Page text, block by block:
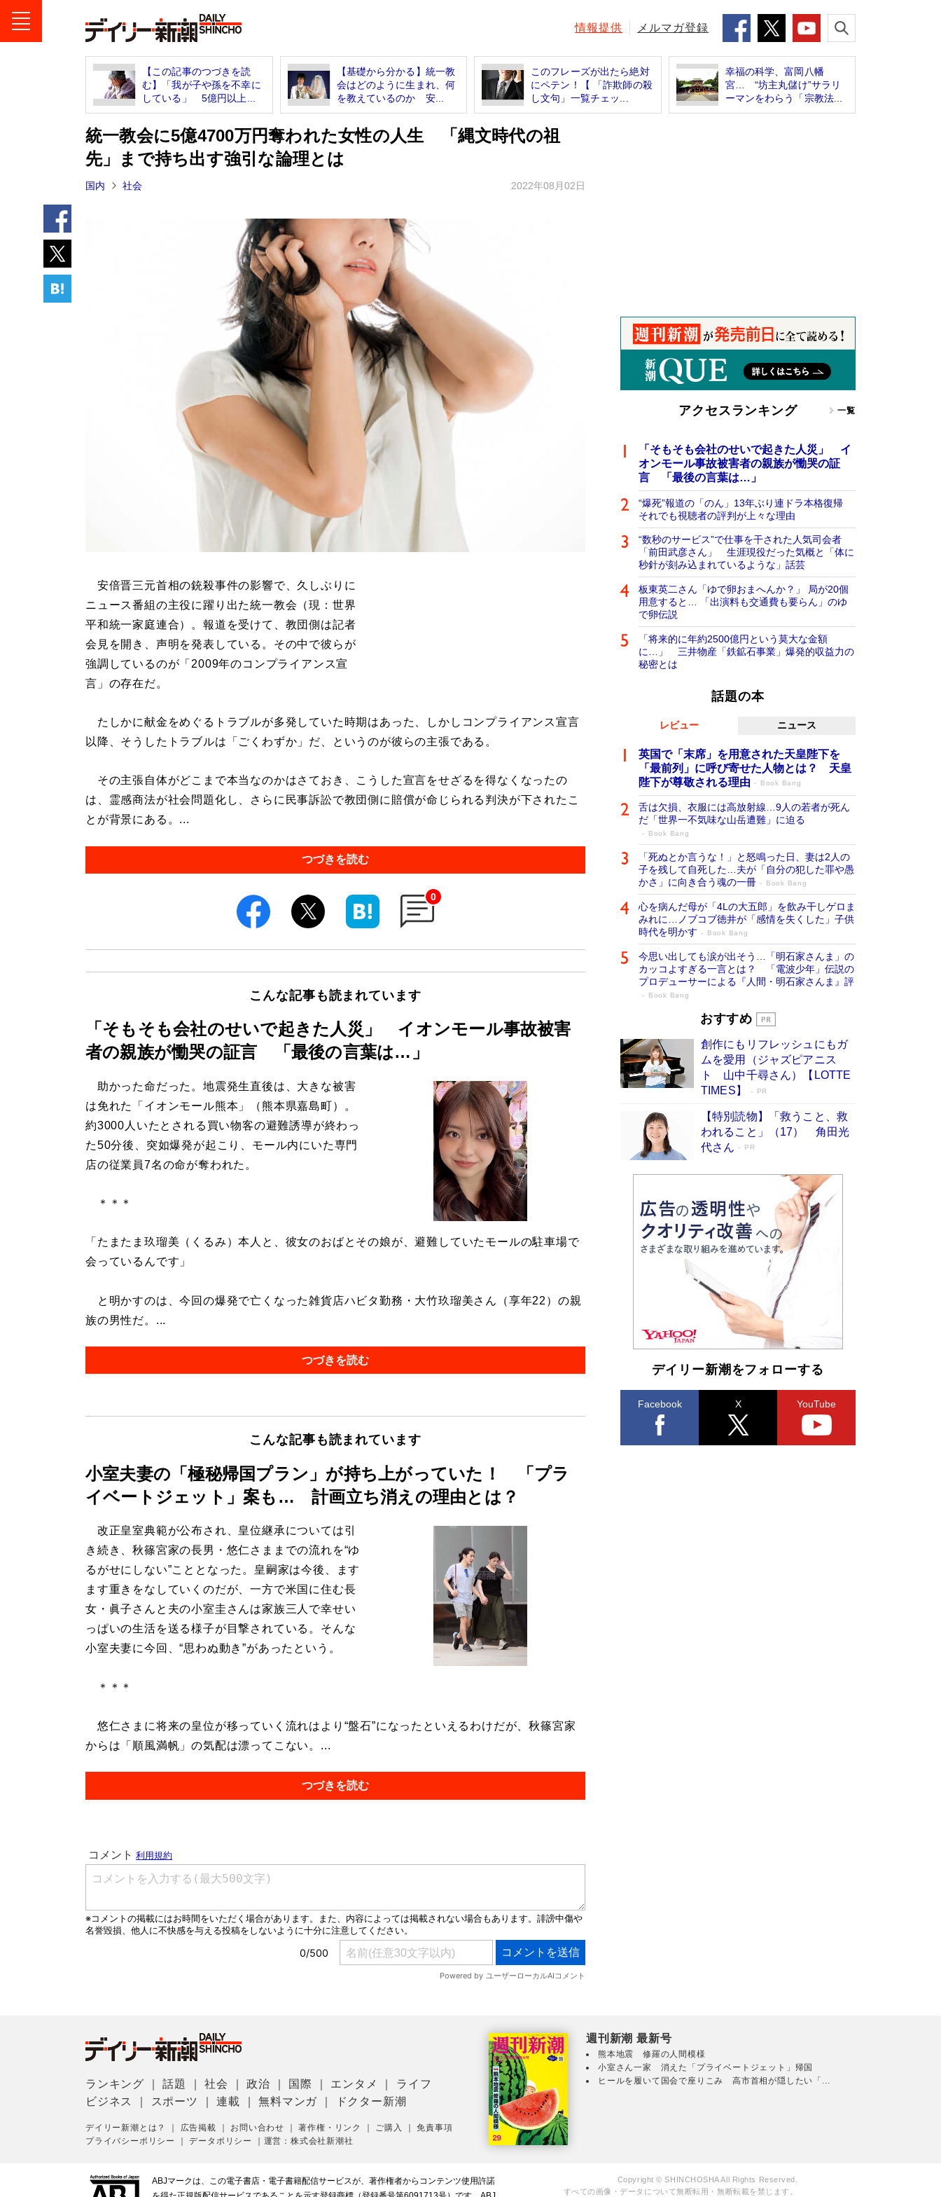
情報提供 メルマガ登録
【この記事のつづきを読
む】「我が子や孫を不幸に
している」 5億円以上...
【基礎から分かる】統一教
会はどのように生まれ、何
を教えているのか 安...
このフレーズが出たら絶対
にペテン！【 「詐欺師の殺
し文句」一覧チェッ...
幸福の科学、富岡八幡
宮… “坊主丸儲け”サラリ
ーマンをわらう「宗教法...
統一教会に5億4700万円奪われた女性の人生 「縄文時代の祖
先」まで持ち出す強引な論理とは
国内 社会 2022年08月02日
安倍晋三元首相の銃殺事件の影響で、久しぶりに
ニュース番組の主役に躍り出た統一教会（現：世界
平和統一家庭連合）。報道を受けて、教団側は記者
会見を開き、声明を発表している。その中で彼らが
強調しているのが「2009年のコンプライアンス宣
言」の存在だ。
たしかに献金をめぐるトラブルが多発していた時期はあった、しかしコンプライアンス宣言
以降、そうしたトラブルは「ごくわずか」だ、というのが彼らの主張である。
その主張自体がどこまで本当なのかはさておき、こうした宣言をせざるを得なくなったの
は、霊感商法が社会問題化し、さらに民事訴訟で教団側に賠償が命じられる判決が下されたこ
とが背景にある。...
つづきを読む
0
こんな記事も読まれています
「そもそも会社のせいで起きた人災」 イオンモール事故被害
者の親族が慟哭の証言 「最後の言葉は…」
助かった命だった。地震発生直後は、大きな被害
は免れた「イオンモール熊本」（熊本県嘉島町）。
約3000人いたとされる買い物客の避難誘導が終わっ
た50分後、突如爆発が起こり、モール内にいた専門
店の従業員7名の命が奪われた。
＊＊＊
「たまたま玖瑠美（くるみ）本人と、彼女のおばとその娘が、避難していたモールの駐車場で
会っているんです」
と明かすのは、今回の爆発で亡くなった雑貨店ハビタ勤務・大竹玖瑠美さん（享年22）の親
族の男性だ。...
つづきを読む
こんな記事も読まれています
小室夫妻の「極秘帰国プラン」が持ち上がっていた！ 「プラ
イベートジェット」案も… 計画立ち消えの理由とは？
改正皇室典範が公布され、皇位継承については引
き続き、秋篠宮家の長男・悠仁さままでの流れを“ゆ
るがせにしない”こととなった。皇嗣家は今後、ます
ます重きをなしていくのだが、一方で米国に住む長
女・眞子さんと夫の小室圭さんは家族三人で幸せい
っぱいの生活を送る様子が目撃されている。そんな
小室夫妻に今回、“思わぬ動き”があったという。
＊＊＊
悠仁さまに将来の皇位が移っていく流れはより“盤石”になったといえるわけだが、秋篠宮家
からは「順風満帆」の気配は漂ってこない。...
つづきを読む
アクセスランキング 一覧
「そもそも会社のせいで起きた人災」 イ
オンモール事故被害者の親族が慟哭の証
言 「最後の言葉は…」
“爆死”報道の「のん」13年ぶり連ドラ本格復帰
それでも視聴者の評判が上々な理由
“数秒のサービス”で仕事を干された人気司会者
「前田武彦さん」 生涯現役だった気概と「体に
秒針が刻み込まれているような」話芸
板東英二さん「ゆで卵おまへんか？」 局が20個
用意すると… 「出演料も交通費も要らん」のゆ
で卵伝説
「将来的に年約2500億円という莫大な金額
に…」 三井物産「鉄鉱石事業」爆発的収益力の
秘密とは
話題の本
レビュー ニュース
英国で「末席」を用意された天皇陛下を
「最前列」に呼び寄せた人物とは？ 天皇
陛下が尊敬される理由
Book Bang
舌は欠損、衣服には高放射線…9人の若者が死ん
だ「世界一不気味な山岳遭難」に迫る
Book Bang
「死ぬとか言うな！」と怒鳴った日、妻は2人の
子を残して自死した…夫が「自分の犯した罪や愚
かさ」に向き合う魂の一冊
Book Bang
心を病んだ母が「4Lの大五郎」を飲み干しゲロま
みれに…ノブコブ徳井が「感情を失くした」子供
時代を明かす
Book Bang
今思い出しても涙が出そう…「明石家さんま」の
カッコよすぎる一言とは？ 「電波少年」伝説の
プロデューサーによる『人間・明石家さんま』評
Book Bang
「宇宙兄弟」最終46巻がベストセラー1
物語に幕 特装版には「宇宙で描かれたマ
ンガ」も収録
Book Bang
美輪明宏 晩年の回答を集めた『ほほえんで生き
るための人生相談』がランクイン［エンターテイ
メントベストセラー］
Book Bang
「『火垂るの墓』は、大嘘である」原作者が抱き
続けた“自責の念”とは…「自己憐憫は描きたくな
い」監督が徹底的にこだわったこと（後編） #
戦争の記憶
Book Bang
皇室はなぜ世界から尊敬されているのか？ 「天
皇陛下はお元気でおられるか」がサウジ国王の第
一声になる理由
Book Bang
東野圭吾、伊坂幸太郎の人気シリーズ最新作どち
らも文庫化 映画化された直木賞受賞作もランク
イン［文庫ベストセラー］
Book Bang
おすすめ
創作にもリフレッシュにもガ
ムを愛用（ジャズピアニス
ト 山中千尋さん）【LOTTE
TIMES】
PR
【特別読物】「救うこと、救
われること」（17） 角田光
代さん
PR
デイリー新潮をフォローする
Facebook X YouTube
ランキング ｜話題 ｜社会 ｜政治 国際 エンタメ
ライフ
ビジネス
スポーツ ｜連載 ｜無料マンガ ドクター新潮
デイリー新潮とは？ 広告掲載 お問い合わせ ｜著作権・リンク ご購入 ｜免責事項
プライバシーポリシー
｜データポリシー 運営：株式会社新潮社
週刊新潮 最新号
熊本地震 修羅の人間模様
小室さん一家 消えた「プライベートジェット」帰国
ヒールを履いて国会で座りこみ 高市首相が隠したい「...
ABJマークは、この電子書店・電子書籍配信サービスが、著作権者からコンテンツ使用許諾
Copyright © SHINCHOSHA All Rights Reserved.
すべての画像・データについて無断転用・無断転載を禁じます。